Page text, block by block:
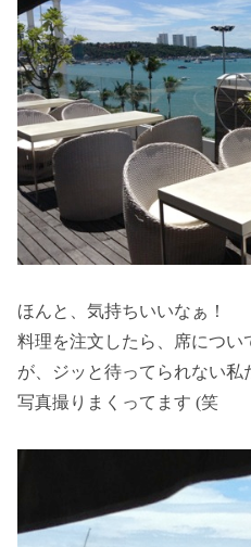
ほんと、気持ちいいなぁ！
料理を注文したら、席につい
が、ジッと待ってられない
写真撮りまくってます (笑